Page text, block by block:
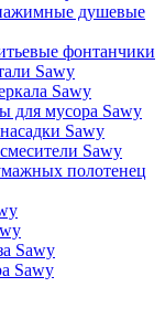
душевые
фонтанчики
Sawy
Sawy
для мусора Sawy
Sawy
Sawy
полотенец
Sawy
Sawy